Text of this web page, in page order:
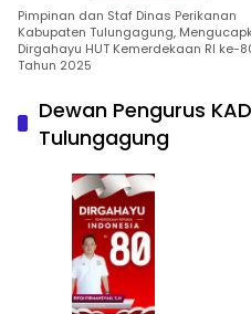
Pimpinan dan Staf Dinas Perikanan
Kabupaten Tulungagung,
Dirgahayu HUT Kemerdekaan RI ke-
Tahun 2025
Dewan Pengurus
Tulungagung